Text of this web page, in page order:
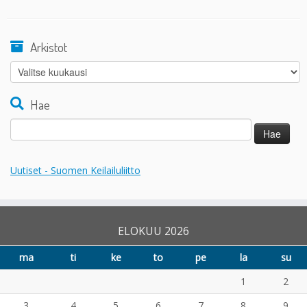
Arkistot
Arkistot
Hae
Haku:
Uutiset - Suomen Keilailuliitto
ELOKUU 2026
ma ti ke to pe la
su
1
2